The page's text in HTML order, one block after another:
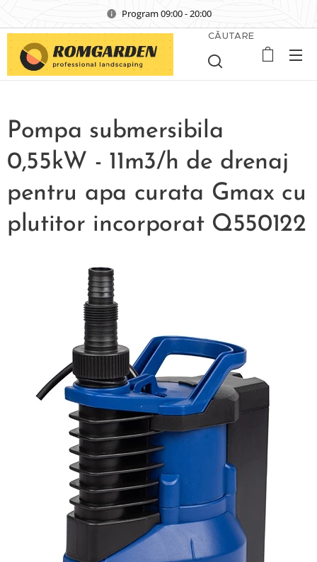
Program 09:00 - 20:00
CĂUTARE
Pompa submersibila
0,55kW - 11m3/h de drenaj
pentru apa curata Gmax cu
plutitor incorporat Q550122